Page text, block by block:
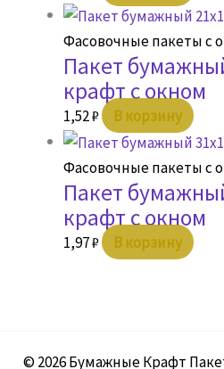
Фасовочные пакеты с
Пакет
крафт с окном
1,52₽ В корзину
Фасовочные пакеты с
Пакет
крафт с окном
1,97₽ В корзину
© 2026 Бумажные Крафт